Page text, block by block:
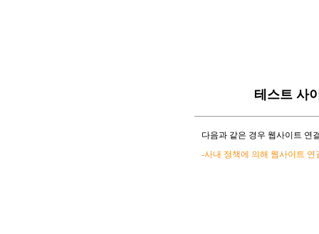
테스트 사
다음과 같은 경우 웹사이트 연
-사내 정책에 의해 웹사이트